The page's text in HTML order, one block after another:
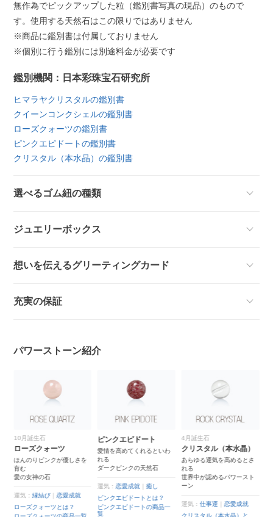
無作為でピックアップした粒（鑑別書写真の現品）のもので
す。使用する天然石はこの限りではありません
※商品に鑑別書は付属しておりません
※個別に行う鑑別には別途料金が必要です
鑑別機関：日本彩珠宝石研究所
ヒマラヤクリスタルの鑑別書
クイーンコンクシェルの鑑別書
ローズクォーツの鑑別書
ピンクエピドートの鑑別書
クリスタル（本水晶）の鑑別書
選べるゴム紐の種類
ジュエリーボックス
想いを伝えるグリーティングカード
充実の保証
パワーストーン紹介
ピンクエピドート
愛情を高めてくれるといわ
れる
ダークピンクの天然石
ピンクエピドートとは？
ピンクエピドートの商品一
覧
4月誕生石
クリスタル（本水晶）
あらゆる運気を高めるとさ
れる
ーン
運気： 仕事運
恋愛成就
クリスタル（本水晶）と
4月誕生石
ヒマラヤクリスタル
最も天に近い山脈で生まれ
た
神々のパワーを宿すクリス
タル
運気：魔除け・厄除け｜